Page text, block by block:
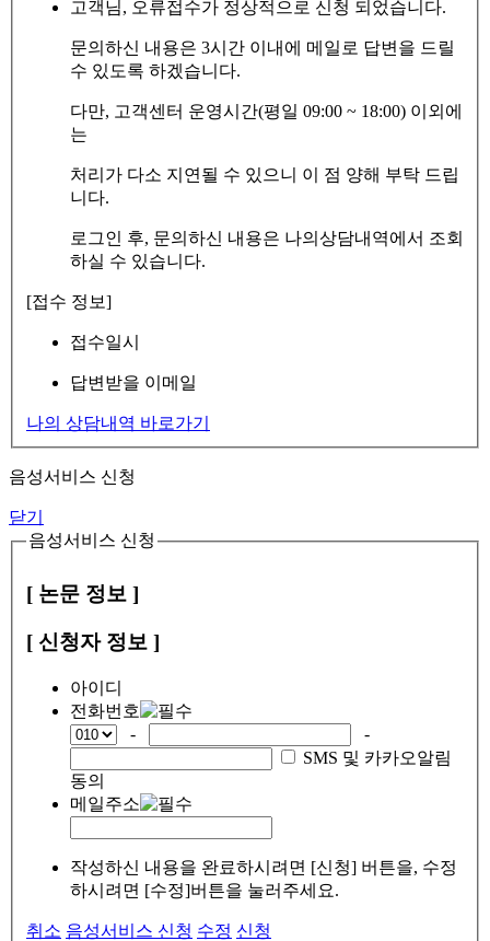
고객님, 오류접수가 정상적으로 신청 되었습니다.
문의하신 내용은 3시간 이내에 메일로 답변을 드릴
수 있도록 하겠습니다.
다만, 고객센터 운영시간(평일 09:00 ~ 18:00) 이외에
는
처리가 다소 지연될 수 있으니 이 점 양해 부탁 드립
니다.
로그인 후, 문의하신 내용은 나의상담내역에서 조회
하실 수 있습니다.
[접수 정보]
접수일시
답변받을 이메일
나의 상담내역 바로가기
음성서비스 신청
닫기
음성서비스 신청
[ 논문 정보 ]
[ 신청자 정보 ]
아이디
전화번호
-
-
SMS 및 카카오알림
동의
메일주소
작성하신 내용을 완료하시려면 [신청] 버튼을, 수정
하시려면 [수정]버튼을 눌러주세요.
취소 음성서비스 신청 수정 신청